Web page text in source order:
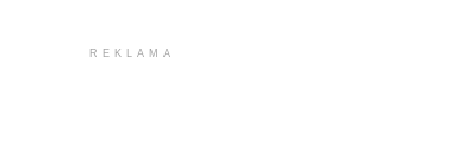
REKLAMA